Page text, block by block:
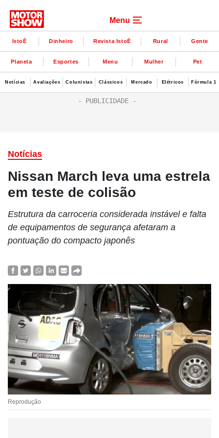
Menu
IstoÉ Dinheiro Revista IstoÉ Rural Gente
Planeta Esportes Menu Mulher Pet
Notícias Avaliações Colunistas Clássicos Mercado Elétricos Fórmula 1
Notícias
Nissan March leva uma estrela
em teste de colisão
Estrutura da carroceria considerada instável e falta
de equipamentos de segurança afetaram a
pontuação do compacto japonês
Reprodução